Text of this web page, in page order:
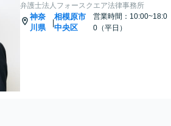
弁護士法人フォースクエア法律事務所
神奈
川県
|
相模原市
中央区
営業時間：10:00~18:0
0（平日）